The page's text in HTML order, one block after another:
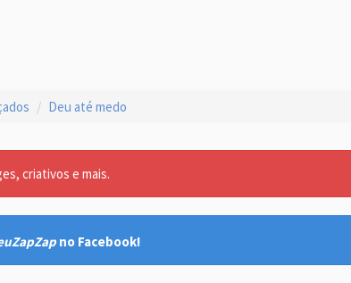
Deu até medo
criativos e mais.
no Facebook!